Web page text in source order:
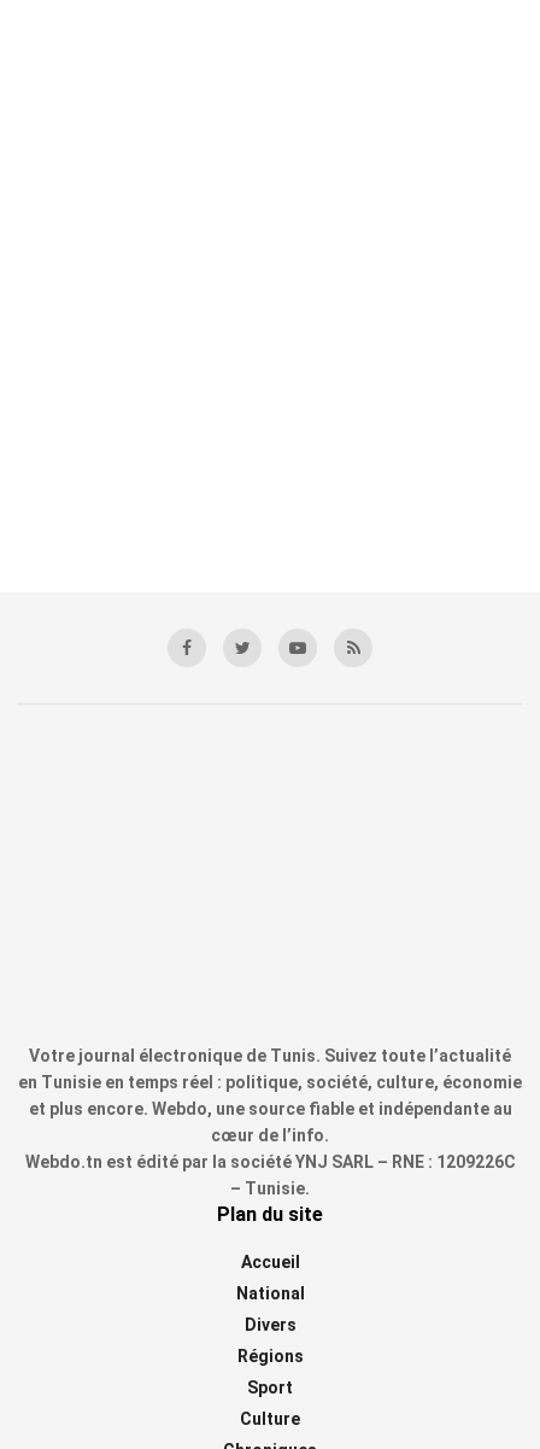
Votre journal électronique de Tunis. Suivez toute l’actualité
en Tunisie en temps réel : politique, société, culture, économie
et plus encore. Webdo, une source fiable et indépendante au
cœur de l’info.
Webdo.tn est édité par la société YNJ SARL – RNE : 1209226C
– Tunisie.
Plan du site
Accueil
National
Divers
Régions
Sport
Culture